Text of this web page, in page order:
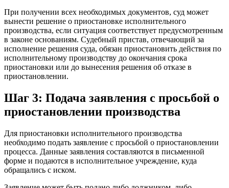
При получении всех необходимых документов, суд может
вынести решение о приостановке исполнительного
производства, если ситуация соответствует предусмотренным
в законе основаниям. Судебный пристав, отвечающий за
исполнение решения суда, обязан приостановить действия по
исполнительному производству до окончания срока
приостановки или до вынесения решения об отказе в
приостановлении.
Шаг 3: Подача заявления с просьбой о
приостановлении производства
Для приостановки исполнительного производства
необходимо подать заявление с просьбой о приостановлении
процесса. Данные заявления составляются в письменной
форме и подаются в исполнительное учреждение, куда
обращались с иском.